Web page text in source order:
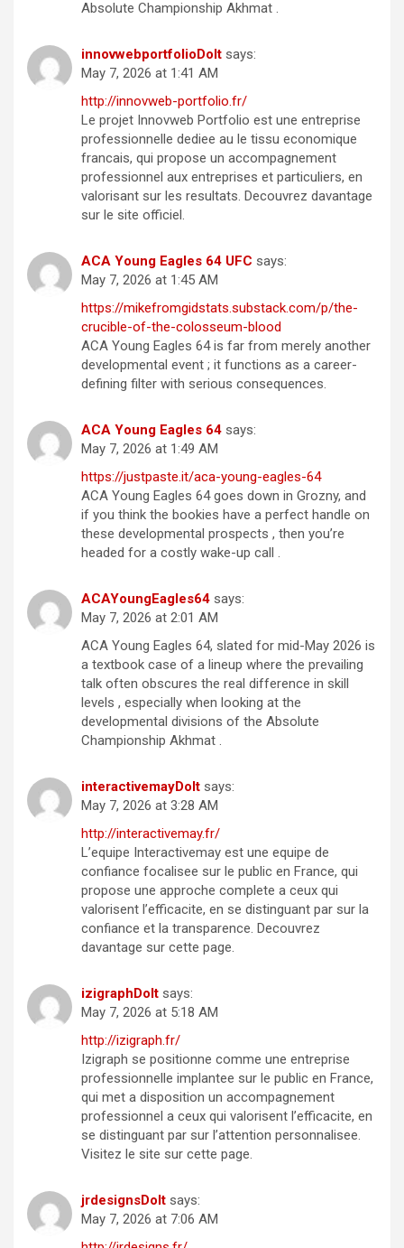
Absolute Championship Akhmat .
innovwebportfolioDoIt says:
May 7, 2026 at 1:41 AM
http://innovweb-portfolio.fr/
Le projet Innovweb Portfolio est une entreprise
professionnelle dediee au le tissu economique
francais, qui propose un accompagnement
professionnel aux entreprises et particuliers, en
valorisant sur les resultats. Decouvrez davantage
sur le site officiel.
ACA Young Eagles 64 UFC says:
May 7, 2026 at 1:45 AM
https://mikefromgidstats.substack.com/p/the-
crucible-of-the-colosseum-blood
ACA Young Eagles 64 is far from merely another
developmental event ; it functions as a career-
defining filter with serious consequences.
ACA Young Eagles 64 says:
May 7, 2026 at 1:49 AM
https://justpaste.it/aca-young-eagles-64
ACA Young Eagles 64 goes down in Grozny, and
if you think the bookies have a perfect handle on
these developmental prospects , then you’re
headed for a costly wake-up call .
ACAYoungEagles64 says:
May 7, 2026 at 2:01 AM
ACA Young Eagles 64, slated for mid-May 2026 is
a textbook case of a lineup where the prevailing
talk often obscures the real difference in skill
levels , especially when looking at the
developmental divisions of the Absolute
Championship Akhmat .
interactivemayDoIt says:
May 7, 2026 at 3:28 AM
http://interactivemay.fr/
L’equipe Interactivemay est une equipe de
confiance focalisee sur le public en France, qui
propose une approche complete a ceux qui
valorisent l’efficacite, en se distinguant par sur la
confiance et la transparence. Decouvrez
davantage sur cette page.
izigraphDoIt says:
May 7, 2026 at 5:18 AM
http://izigraph.fr/
Izigraph se positionne comme une entreprise
professionnelle implantee sur le public en France,
qui met a disposition un accompagnement
professionnel a ceux qui valorisent l’efficacite, en
se distinguant par sur l’attention personnalisee.
Visitez le site sur cette page.
jrdesignsDoIt says:
May 7, 2026 at 7:06 AM